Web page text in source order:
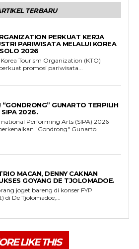
TERBARU
PERKUAT KERJA
PARIWISATA MELALUI KOREA
2026
Tourism Organization (KTO)
promosi pariwisata...
“GONDRONG” GUNARTO TERPILIH
SIPA 2026.
Performing Arts (SIPA) 2026
"Gondrong" Gunarto
MACAN, DENNY CAKNAN
GOYANG DE TJOLOMADOE.
joget bareng di konser FYP
di De Tjolomadoe,...
LIKE THIS